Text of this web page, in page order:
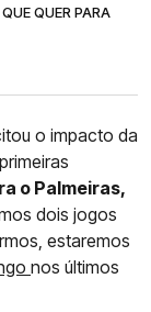
QUER PARA
o impacto da
o Palmeiras,
dois jogos
estaremos
nos últimos